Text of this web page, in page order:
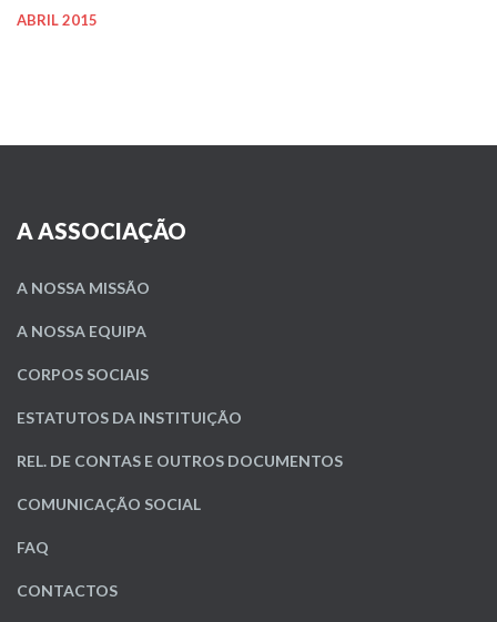
ABRIL 2015
A ASSOCIAÇÃO
A NOSSA MISSÃO
A NOSSA EQUIPA
CORPOS SOCIAIS
ESTATUTOS DA INSTITUIÇÃO
REL. DE CONTAS E OUTROS DOCUMENTOS
COMUNICAÇÃO SOCIAL
FAQ
CONTACTOS